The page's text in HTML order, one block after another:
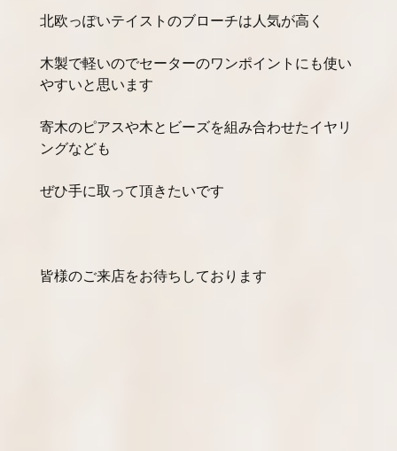
北欧っぽいテイストのブローチは人気が高く
木製で軽いのでセーターのワンポイントにも使い
やすいと思います
寄木のピアスや木とビーズを組み合わせたイヤリ
ングなども
ぜひ手に取って頂きたいです
皆様のご来店をお待ちしております